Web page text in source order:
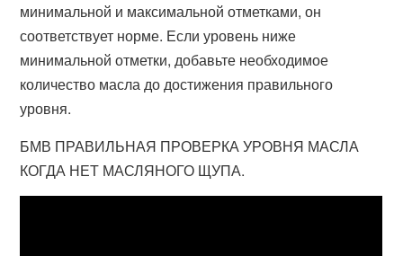
минимальной и максимальной отметками, он
соответствует норме. Если уровень ниже
минимальной отметки, добавьте необходимое
количество масла до достижения правильного
уровня.
БМВ ПРАВИЛЬНАЯ ПРОВЕРКА УРОВНЯ МАСЛА
КОГДА НЕТ МАСЛЯНОГО ЩУПА.